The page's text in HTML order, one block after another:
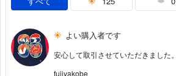
よい購入者です
安心して取引させていただきました。
fujiyakobe